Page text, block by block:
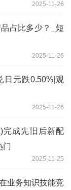
2025-11-26
占比多少？_短
2025-11-26
日元跌0.50%|观
2025-11-26
完成先旧后新配
门
2025-11-25
业务知识技能竞